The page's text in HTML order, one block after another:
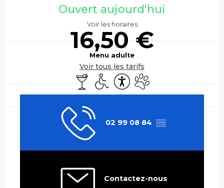
Ouvert aujourd'hui
Voir les horaires
16,50 €
Menu adulte
Voir tous les tarifs
Bar / Buvette
Accès handicapés
Accessibilité
Animaux acceptés
02 99 08 84 ▒▒
Contactez-nous